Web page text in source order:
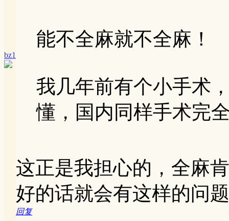
bz1
能不全麻就不全麻！
我几年前有个小手术
懂，国内同样手术完
这正是我担心的，全麻
好的话就会有这样的问
回复